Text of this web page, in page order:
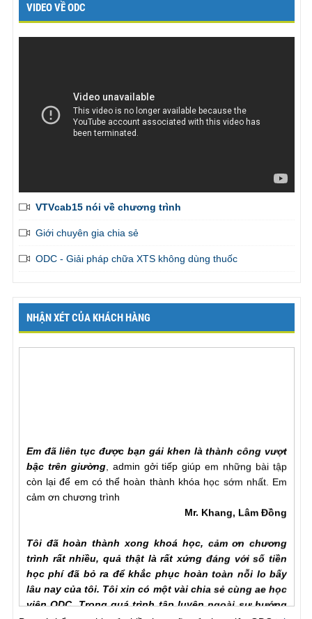
VIDEO VỀ ODC
VTVcab15 nói về chương trình
Giới chuyên gia chia sẻ
ODC - Giải pháp chữa XTS không dùng thuốc
NHẬN XÉT CỦA KHÁCH HÀNG
bậc trên giường, admin gởi tiếp giúp em những bài tập
còn lại để em có thể hoàn thành khóa học sớm nhất. Em
cảm ơn chương trình
trình rất nhiều, quả thật là rất xứng đáng với số tiền
học phí đã bỏ ra để khắc phục hoàn toàn nỗi lo bấy
lâu nay của tôi. Tôi xin có một vài chia sẻ cùng ae học
viên ODC. Trong quá trình tập luyện ngoài sự hướng
dẫn của hlv cần hơn hết là sự chia sẻ của ae học viên